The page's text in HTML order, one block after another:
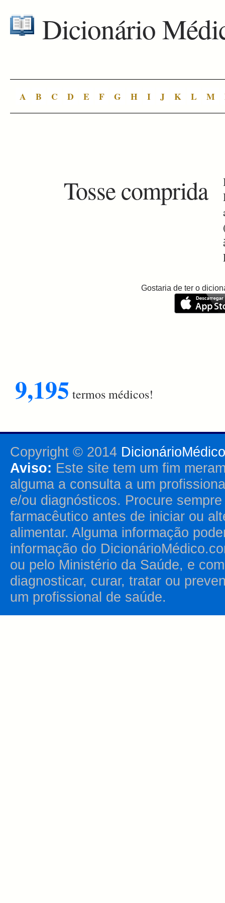
Dicionário
A B C D E F G H I J K L M
Tosse comprida
Gostaria de ter o
9,195 termos médicos!
Copyright © 2014
Aviso: Este site tem um fim
alguma a consulta a um
e/ou diagnósticos. Procure
farmacêutico antes de iniciar ou
alimentar. Alguma informação
informação do
ou pelo Ministério da Saúde, e
diagnosticar, curar, tratar ou
um profissional de saúde.